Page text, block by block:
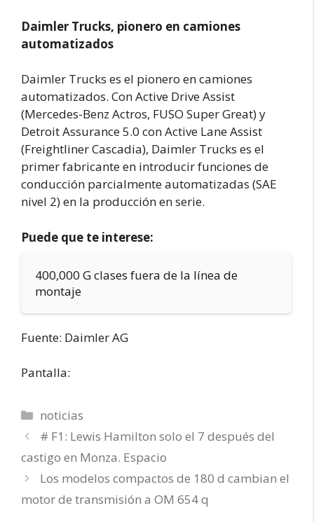
Daimler Trucks, pionero en camiones
automatizados
Daimler Trucks es el pionero en camiones
automatizados. Con Active Drive Assist
(Mercedes-Benz Actros, FUSO Super Great) y
Detroit Assurance 5.0 con Active Lane Assist
(Freightliner Cascadia), Daimler Trucks es el
primer fabricante en introducir funciones de
conducción parcialmente automatizadas (SAE
nivel 2) en la producción en serie.
Puede que te interese:
400,000 G clases fuera de la línea de
montaje
Fuente: Daimler AG
Pantalla:
Categorías
noticias
# F1: Lewis Hamilton solo el 7 después del
castigo en Monza. Espacio
Los modelos compactos de 180 d cambian el
motor de transmisión a OM 654 q